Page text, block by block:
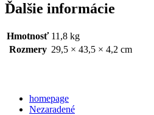
Ďalšie informácie
Hmotnosť 11,8 kg
Rozmery 29,5 × 43,5 × 4,2 cm
homepage
Nezaradené